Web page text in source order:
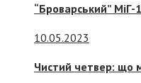
“Броварський” МіГ-
10.05.2023
Чистий четвер: що